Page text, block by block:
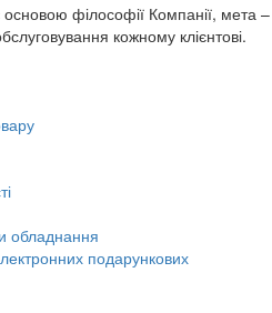
основою філософії Компанії, мета –
кожному клієнтові.
обладнання
подарункових